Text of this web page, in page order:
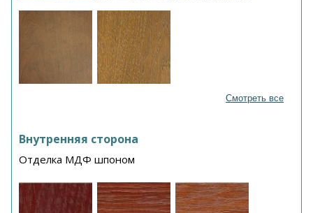
Смотреть все
Внутренняя сторона
Отделка МДФ шпоном